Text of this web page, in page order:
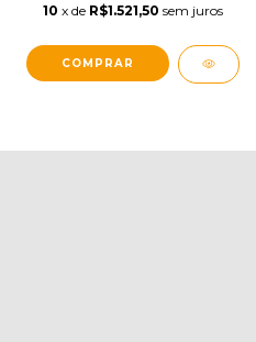
10 x de R$1.521,50 sem juros